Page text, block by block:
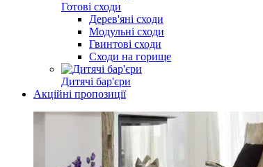
Готові сходи
Дерев'яні сходи
Модульні сходи
Гвинтові сходи
Сходи на горище
Дитячі бар'єри
Акційні пропозиції